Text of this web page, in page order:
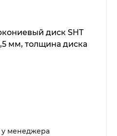
диск SHT
мм, толщина диска
у менеджера